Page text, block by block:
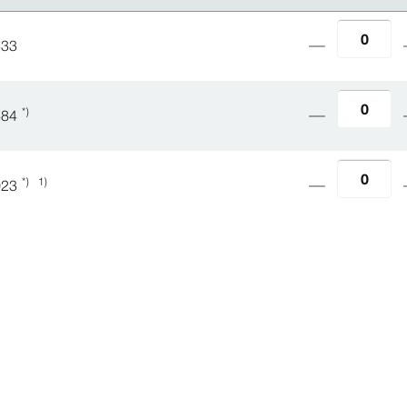
*)
*) 1)